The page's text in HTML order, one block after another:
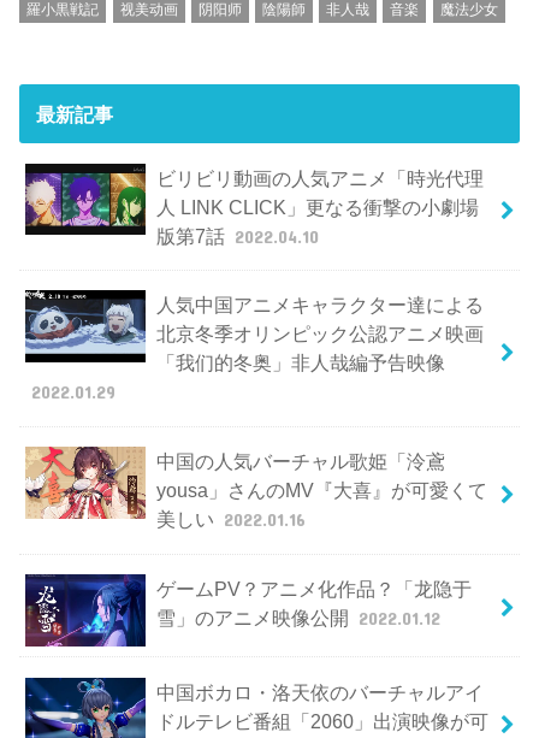
羅小黒戦記
视美动画 阴阳师 陰陽師 非人哉 音楽 魔法少女
最新記事
ビリビリ動画の人気アニメ「時光代理
人 LINK CLICK」更なる衝撃の小劇場
版第7話 2022.04.10
人気中国アニメキャラクター達による
北京冬季オリンピック公認アニメ映画
「我们的冬奥」非人哉編予告映像
2022.01.29
中国の人気バーチャル歌姫「泠鳶
yousa」さんのMV『大喜』が可愛くて
美しい 2022.01.16
ゲームPV？アニメ化作品？「龙隐于
雪」のアニメ映像公開
2022.01.12
中国ボカロ・洛天依のバーチャルアイ
ドルテレビ番組「2060」出演映像が可